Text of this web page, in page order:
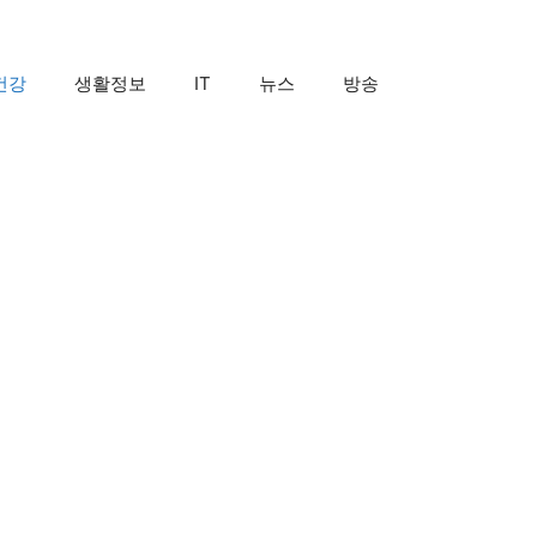
강 생활정보 IT 뉴스 방송